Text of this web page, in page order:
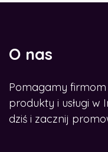
O nas
Pomagamy
produkty i usługi w
dziś i zacznij